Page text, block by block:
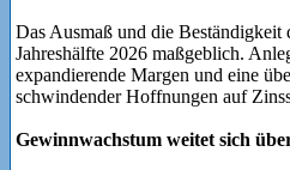
Das Ausmaß und die
Jahreshälfte 2026 maßgeblich.
expandierende Margen und eine
schwindender Hoffnungen auf
Gewinnwachstum weitet sich